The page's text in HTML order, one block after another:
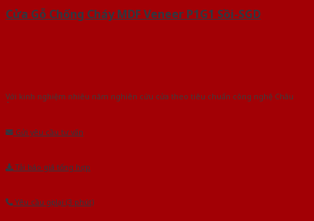
Cửa Gỗ Chống Cháy MDF Veneer P1G1 Sồi-SGD
Với kinh nghiệm nhiêu năm nghiên cứu cửa theo tiêu chuẩn công nghệ Châu
Gửi yêu cầu tư vấn
Tải báo giá tổng hợp
Yêu cầu gọi lại (3 phút)